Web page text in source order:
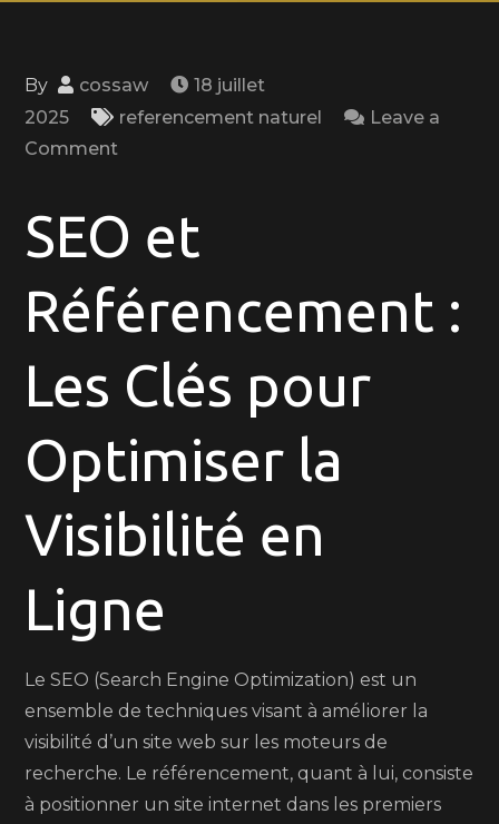
By cossaw
18 juillet
2025
referencement naturel
Leave a
Commenton
Clés
SEO
et
du
Référencement
un
en
Ligne
SEO et
Référencement :
Les Clés pour
Optimiser la
Visibilité en
Ligne
Le SEO (Search Engine Optimization) est un
ensemble de techniques visant à améliorer la
visibilité d’un site web sur les moteurs de
recherche. Le référencement, quant à lui, consiste
à positionner un site internet dans les premiers